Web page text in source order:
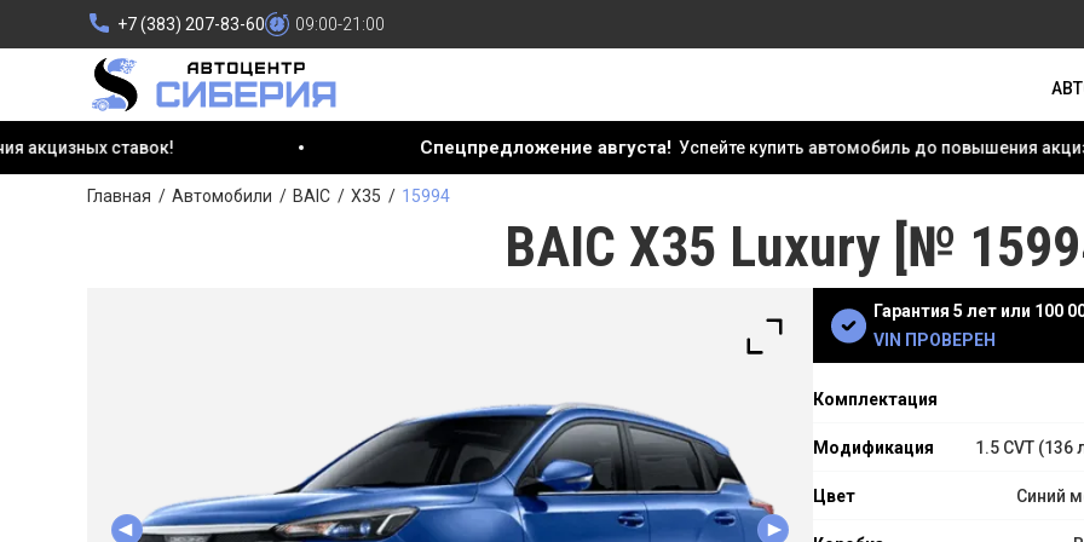
+7 (383) 207-83-60 09:00-21:00
Спецпредложение августа!Успейте купить автомобиль до повышения акцизных ставок!
Главная Автомобили BAIC X35 15994
BAIC X35 Luxury [№
Гарантия 5 лет или 100
VIN ПРОВЕРЕН
Комплектация
Модификация 1.5 CVT (136
Цвет Синий